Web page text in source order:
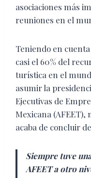
asociaciones más
reuniones en el
Teniendo en
casi el 60% del
turística en el
asumir la
Ejecutivas de
Mexicana
acaba de concluir
Siempre tuve
AFEET a otro